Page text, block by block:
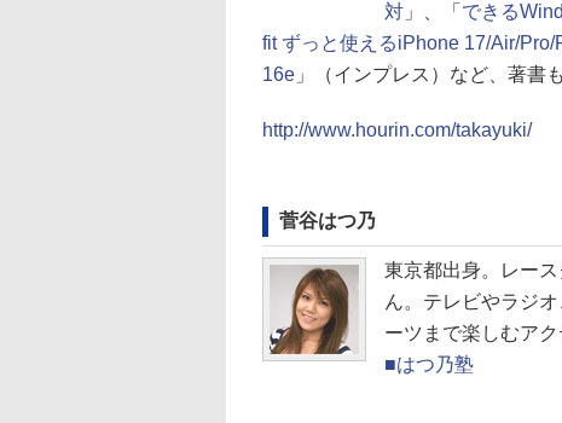
対 」、「 できる
fit ずっと使えるiPhone 17/Air/Pro/
16e 」（インプレス）など、著書
http://www.hourin.com/takayuki/
菅谷はつ乃
東京都出身。レー
ん。テレビやラジ
ーツまで楽しむアク
■はつ乃塾